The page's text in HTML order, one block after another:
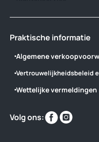
Praktische informatie
Algemene
Vertrouwelijkheidsbeleid
Wettelijke vermeldingen
Volg ons:
Vind
ons